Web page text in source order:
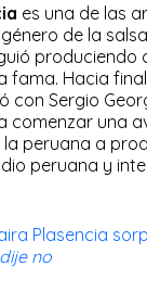
es una de las
de la
produciendo
fama. Hacia
con Sergio
comenzar una
la peruana a
peruana y
Plasencia
no